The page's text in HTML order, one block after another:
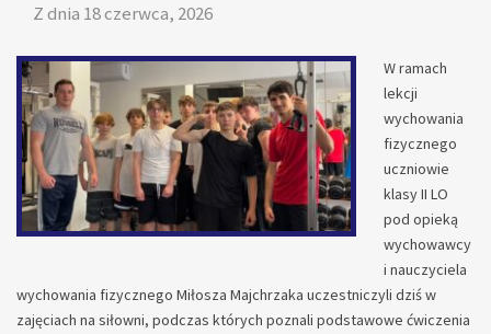
Z dnia 18 czerwca, 2026
W ramach
lekcji
wychowania
fizycznego
uczniowie
klasy II LO
pod opieką
wychowawcy
i nauczyciela
wychowania fizycznego Miłosza Majchrzaka uczestniczyli dziś w
zajęciach na siłowni, podczas których poznali podstawowe ćwiczenia